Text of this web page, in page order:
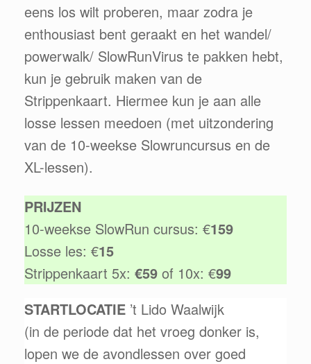
eens los wilt proberen, maar zodra je
enthousiast bent geraakt en het wandel/
powerwalk/ SlowRunVirus te pakken hebt,
kun je gebruik maken van de
Strippenkaart. Hiermee kun je aan alle
losse lessen meedoen (met uitzondering
van de 10-weekse Slowruncursus en de
XL-lessen).
PRIJZEN
10-weekse SlowRun cursus: €159
Losse les: €15
Strippenkaart 5x: €59 of 10x: €99
STARTLOCATIE ’t Lido Waalwijk
(in de periode dat het vroeg donker is,
lopen we de avondlessen over goed